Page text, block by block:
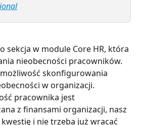
sekcja w module Core HR, która
nieobecności pracowników.
skonfigurowania
w organizacji.
pracownika jest
z finansami organizacji, nasz
i nie trzeba już wracać